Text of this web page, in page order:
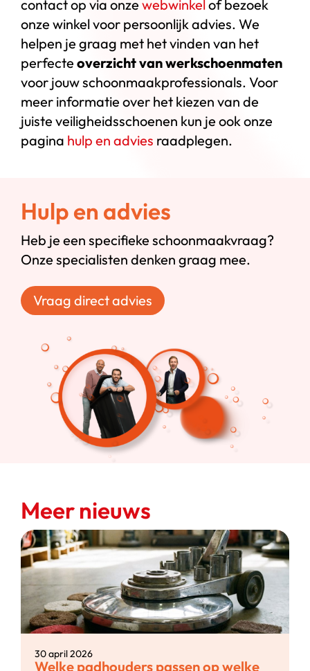
contact op via onze webwinkel of bezoek
onze winkel voor persoonlijk advies. We
helpen je graag met het vinden van het
perfecte overzicht van werkschoenmaten
voor jouw schoonmaakprofessionals. Voor
meer informatie over het kiezen van de
juiste veiligheidsschoenen kun je ook onze
pagina hulp en advies raadplegen.
Hulp en advies
Heb je een specifieke schoonmaakvraag?
Onze specialisten denken graag mee.
Vraag direct advies
Meer nieuws
30 april 2026
Welke padhouders passen op welke